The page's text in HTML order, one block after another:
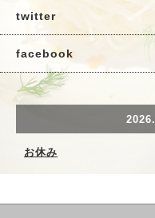
twitter
facebook
お休み